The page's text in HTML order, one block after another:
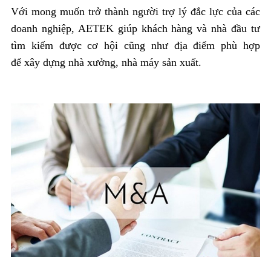
Với mong muốn trở thành người trợ lý đắc lực của các
doanh nghiệp, AETEK giúp khách hàng và nhà đầu tư
tìm kiếm được cơ hội cũng như địa điểm phù hợp
để xây dựng nhà xưởng, nhà máy sản xuất.